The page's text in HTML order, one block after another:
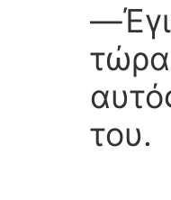
του.